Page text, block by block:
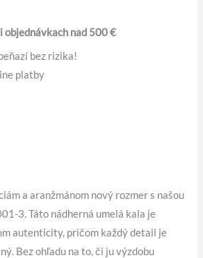
objednávkach nad 500 €
bez rizika!
platby
a aranžmánom nový rozmer s našou
3. Táto nádherná umelá kala je
autenticity, pričom každý detail je
Bez ohľadu na to, či ju výzdobu